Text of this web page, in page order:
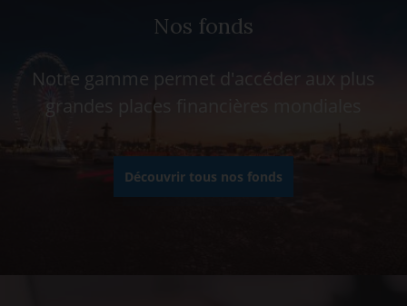
Nos fonds
Notre gamme permet d'accéder aux plus
grandes places financières mondiales
Découvrir tous nos fonds